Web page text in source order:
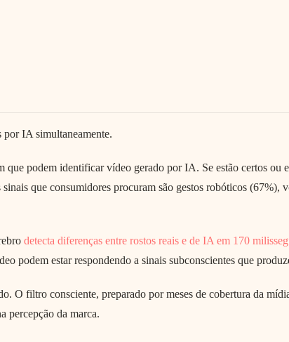
por IA simultaneamente.
podem identificar vídeo gerado por IA. Se estão certos ou
que consumidores procuram são gestos robóticos (67%),
detecta diferenças entre rostos reais e de IA em 170
podem estar respondendo a sinais subconscientes que
O filtro consciente, preparado por meses de cobertura da
percepção da marca.